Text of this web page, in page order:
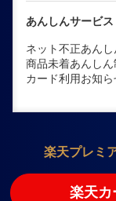
あんしんサービス
ネット不正あん
商品未着あんしん
カード利用お知
楽天プレミ
楽天カ